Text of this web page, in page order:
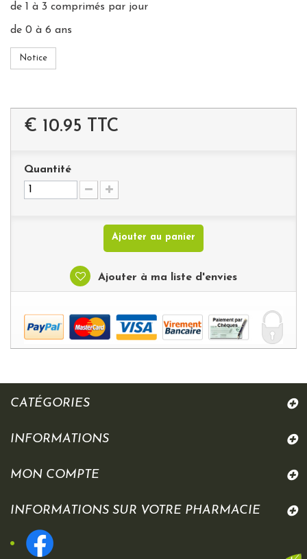
de 1 à 3 comprimés par jour
de 0 à 6 ans
Notice
€ 10.95 TTC
Quantité
Ajouter au panier
Ajouter à ma liste d'envies
CATÉGORIES
INFORMATIONS
MON COMPTE
INFORMATIONS SUR VOTRE PHARMACIE